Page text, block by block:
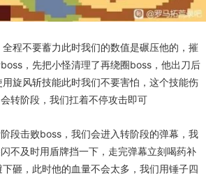
程不要蓄力此时我们的数值是碾压他的，摧
，先把小怪清理了再绕圈boss，他出刀后
旋风斩技能此时我们不要害怕，这个技能伤
转阶段，我们扛着不停攻击即可
段击败boss，我们会进入转阶段的弹幕，我
不及时用盾牌挡一下，走完弹幕立刻喝药补
砸，此时他的血量不会太多，我们用锤子四